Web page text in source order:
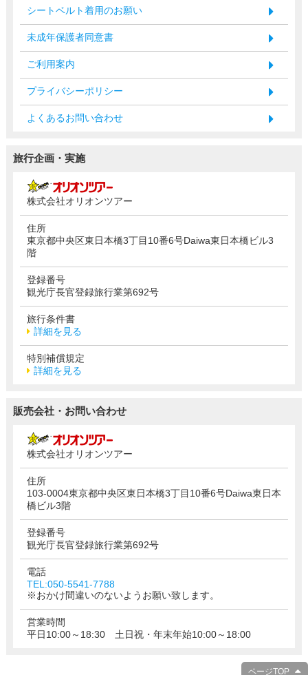
シートベルト着用のお願い
未成年保護者同意書
ご利用案内
プライバシーポリシー
よくあるお問い合わせ
旅行企画・実施
株式会社オリオンツアー
住所
東京都中央区東日本橋3丁目10番6号Daiwa東日本橋ビル3
階
登録番号
観光庁長官登録旅行業第692号
旅行条件書
詳細を見る
特別補償規定
詳細を見る
販売会社・お問い合わせ
株式会社オリオンツアー
住所
103-0004東京都中央区東日本橋3丁目10番6号Daiwa東日本
橋ビル3階
登録番号
観光庁長官登録旅行業第692号
電話
TEL:050-5541-7788
※おかけ間違いのないようお願い致します。
営業時間
平日10:00～18:30 土日祝・年末年始10:00～18:00
ページTOP